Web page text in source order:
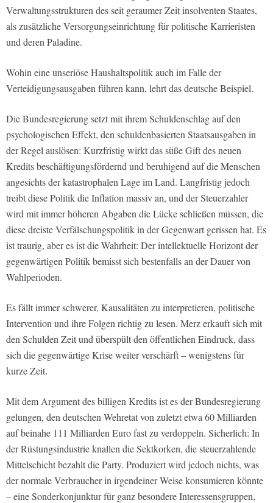
Verwaltungsstrukturen des seit geraumer Zeit insolventen Staates,
als zusätzliche Versorgungseinrichtung für politische Karrieristen
und deren Paladine.
Wohin eine unseriöse Haushaltspolitik auch im Falle der
Verteidigungsausgaben führen kann, lehrt das deutsche Beispiel.
Die Bundesregierung setzt mit ihrem Schuldenschlag auf den
psychologischen Effekt, den schuldenbasierten Staatsausgaben in
der Regel auslösen: Kurzfristig wirkt das süße Gift des neuen
Kredits beschäftigungsfördernd und beruhigend auf die Menschen
angesichts der katastrophalen Lage im Land. Langfristig jedoch
treibt diese Politik die Inflation massiv an, und der Steuerzahler
wird mit immer höheren Abgaben die Lücke schließen müssen, die
diese dreiste Verfälschungspolitik in der Gegenwart gerissen hat. Es
ist traurig, aber es ist die Wahrheit: Der intellektuelle Horizont der
gegenwärtigen Politik bemisst sich bestenfalls an der Dauer von
Wahlperioden.
Es fällt immer schwerer, Kausalitäten zu interpretieren, politische
Intervention und ihre Folgen richtig zu lesen. Merz erkauft sich mit
den Schulden Zeit und überspült den öffentlichen Eindruck, dass
sich die gegenwärtige Krise weiter verschärft – wenigstens für
kurze Zeit.
Mit dem Argument des billigen Kredits ist es der Bundesregierung
gelungen, den deutschen Wehretat von zuletzt etwa 60 Milliarden
auf beinahe 111 Milliarden Euro fast zu verdoppeln. Sicherlich: In
der Rüstungsindustrie knallen die Sektkorken, die steuerzahlende
Mittelschicht bezahlt die Party. Produziert wird jedoch nichts, was
der normale Verbraucher in irgendeiner Weise konsumieren könnte
– eine Sonderkonjunktur für ganz besondere Interessensgruppen,